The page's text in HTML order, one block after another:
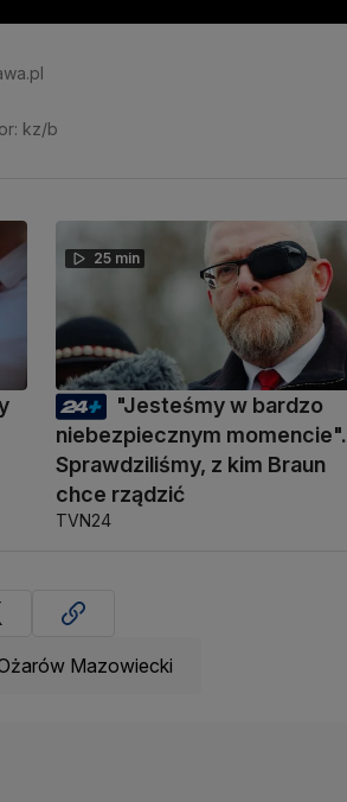
kz/b
25 min
"Jesteśmy w bardzo
niebezpiecznym momencie".
Sprawdziliśmy, z kim Braun
chce rządzić
TVN24
Mazowiecki